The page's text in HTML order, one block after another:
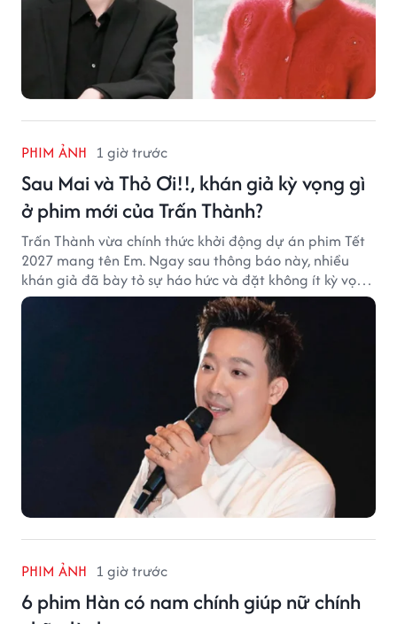
PHIM ẢNH 1 giờ trước
Sau Mai và Thỏ Ơi!!, khán giả kỳ vọng gì
ở phim mới của Trấn Thành?
Trấn Thành vừa chính thức khởi động dự án phim Tết
2027 mang tên Em. Ngay sau thông báo này, nhiều
khán giả đã bày tỏ sự háo hức và đặt không ít kỳ vọng
vào bộ phim mới của Trấn Thành.
PHIM ẢNH 1 giờ trước
6 phim Hàn có nam chính giúp nữ chính